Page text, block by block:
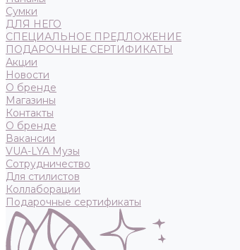
Сумки
ДЛЯ НЕГО
СПЕЦИАЛЬНОЕ ПРЕДЛОЖЕНИЕ
ПОДАРОЧНЫЕ СЕРТИФИКАТЫ
Акции
Новости
О бренде
Магазины
Контакты
О бренде
Вакансии
VUA-LYA Музы
Сотрудничество
Для стилистов
Коллаборации
Подарочные сертификаты